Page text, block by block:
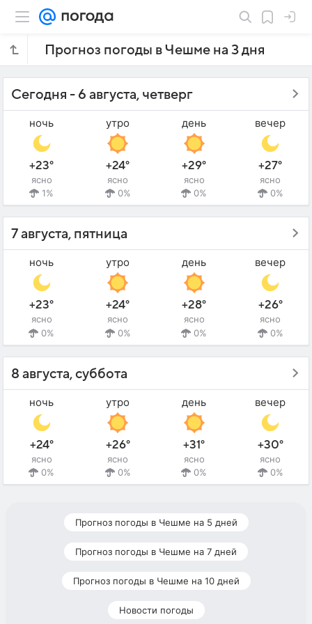
Прогноз погоды в Чешме на 3 дня
Сегодня - 6 августа, четверг
ночь
+23°
ясно
1%
утро
+24°
ясно
0%
день
+29°
ясно
0%
вечер
+27°
ясно
0%
7 августа, пятница
ночь
+23°
ясно
0%
утро
+24°
ясно
0%
день
+28°
ясно
0%
вечер
+26°
ясно
0%
8 августа, суббота
ночь
+24°
ясно
0%
утро
+26°
ясно
0%
день
+31°
ясно
0%
вечер
+30°
ясно
0%
Прогноз погоды в Чешме на 5 дней
Прогноз погоды в Чешме на 7 дней
Прогноз погоды в Чешме на 10 дней
Новости погоды